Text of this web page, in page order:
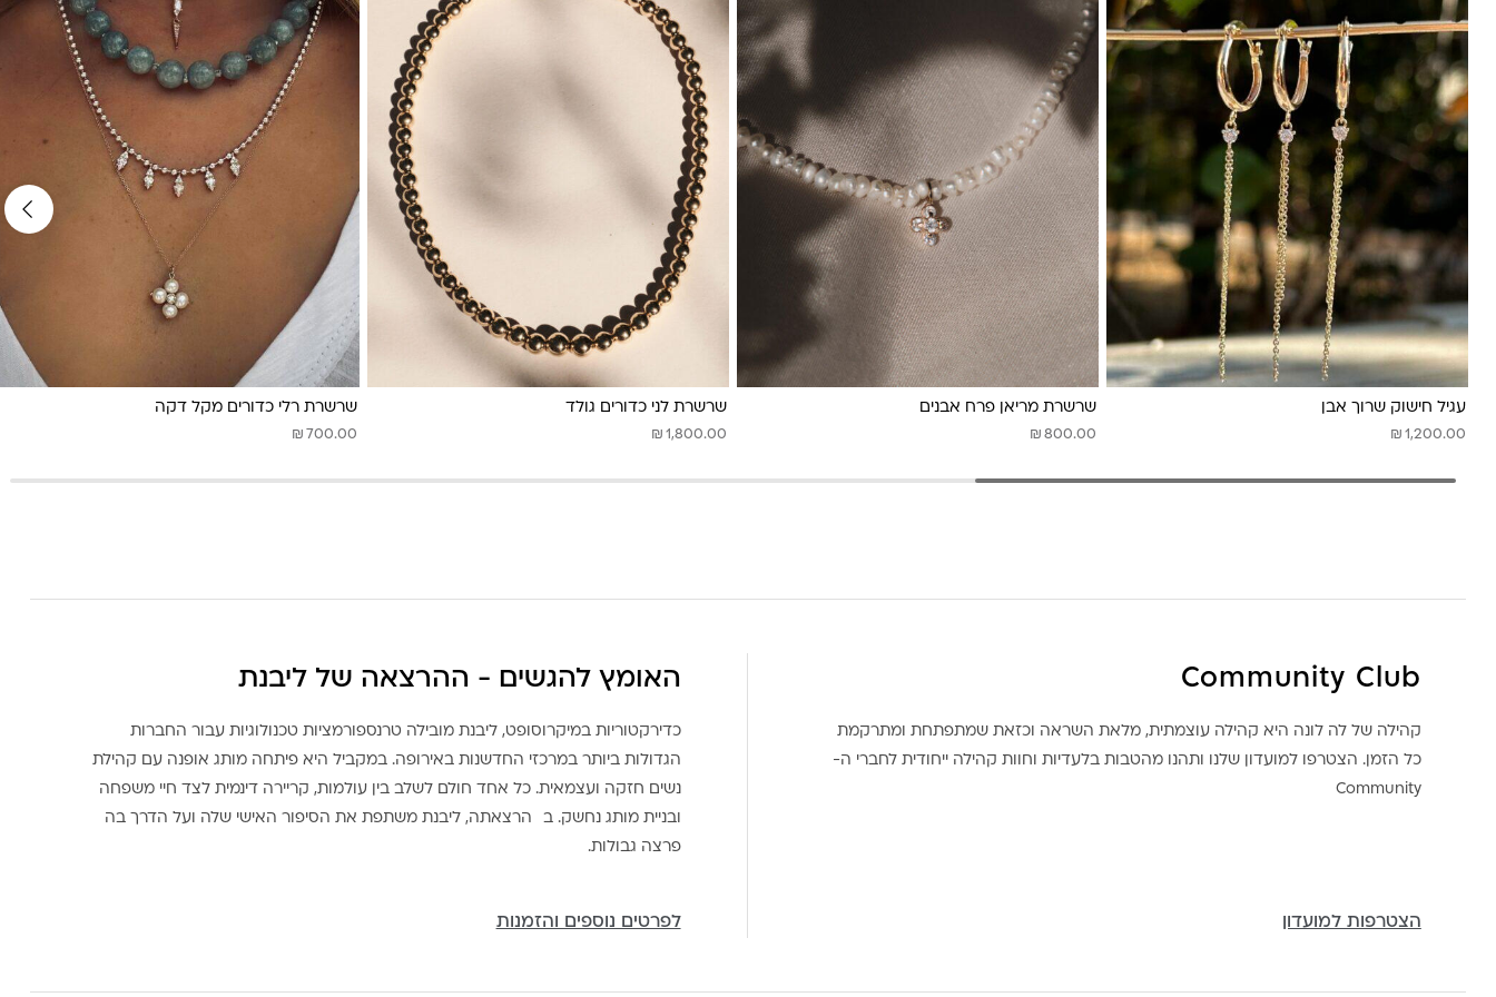
עגיל חישוק שרוך אבן
₪ 1,200.00
שרשרת מריאן פרח אבנים
₪ 800.00
שרשרת לני כדורים גולד
₪ 1,800.00
שרשרת רלי כדורים מקל דקה
₪ 700.00
Community Club
קהילה של לה לונה היא קהילה עוצמתית, מלאת השראה וכזאת שמתפתחת ומתרקמת
כל הזמן. הצטרפו למועדון שלנו ותהנו מהטבות בלעדיות וחוות קהילה ייחודית לחברי ה-
Community
הצטרפות למועדון
האומץ להגשים - ההרצאה של ליבנת
כדירקטוריות במיקרוסופט, ליבנת מובילה טרנספורמציות טכנולוגיות עבור החברות
הגדולות ביותר במרכזי החדשנות באירופה. במקביל היא פיתחה מותג אופנה עם קהילת
נשים חזקה ועצמאית. כל אחד חולם לשלב בין עולמות, קריירה דינמית לצד חיי משפחה
ובניית מותג נחשק. ב הרצאתה, ליבנת משתפת את הסיפור האישי שלה ועל הדרך בה
פרצה גבולות.
לפרטים נוספים והזמנות